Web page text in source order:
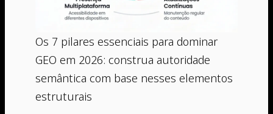
Os 7 pilares essenciais para dominar
GEO em 2026: construa autoridade
semântica com base nesses elementos
estruturais